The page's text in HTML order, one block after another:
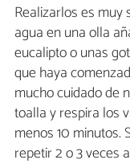
Realizarlos es
agua en una olla
eucalipto o unas
que haya
mucho cuidado de
toalla y respira los
menos 10 minutos.
repetir 2 o 3 veces